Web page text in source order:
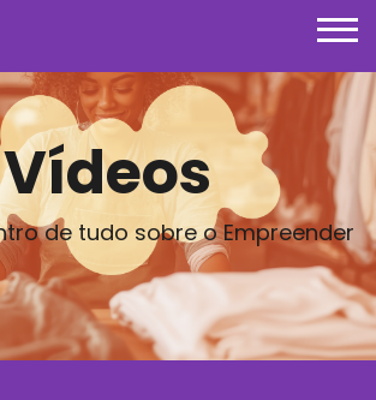
Vídeos
de tudo sobre o Empreender